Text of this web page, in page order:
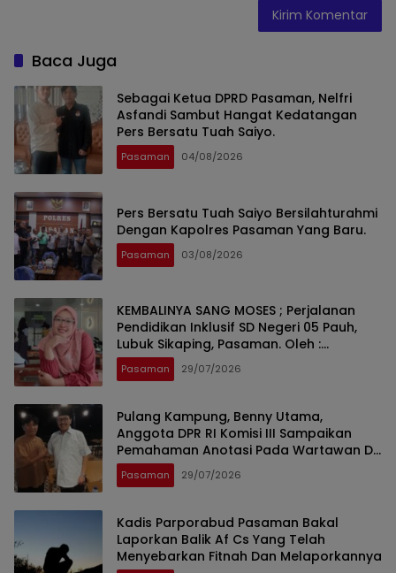
Baca Juga
Sebagai Ketua DPRD Pasaman, Nelfri
Asfandi Sambut Hangat Kedatangan
Pers Bersatu Tuah Saiyo.
Pasaman 04/08/2026
Pers Bersatu Tuah Saiyo Bersilahturahmi
Dengan Kapolres Pasaman Yang Baru.
Pasaman 03/08/2026
KEMBALINYA SANG MOSES ; Perjalanan
Pendidikan Inklusif SD Negeri 05 Pauh,
Lubuk Sikaping, Pasaman. Oleh :
Rahmawati Ismar SS ( Guru SDN Pauh ,
Lubuk Sikaping, Pasaman.)
Pasaman 29/07/2026
Pulang Kampung, Benny Utama,
Anggota DPR RI Komisi III Sampaikan
Pemahaman Anotasi Pada Wartawan Di
Pasaman
Pasaman 29/07/2026
Kadis Parporabud Pasaman Bakal
Laporkan Balik Af Cs Yang Telah
Menyebarkan Fitnah Dan Melaporkannya